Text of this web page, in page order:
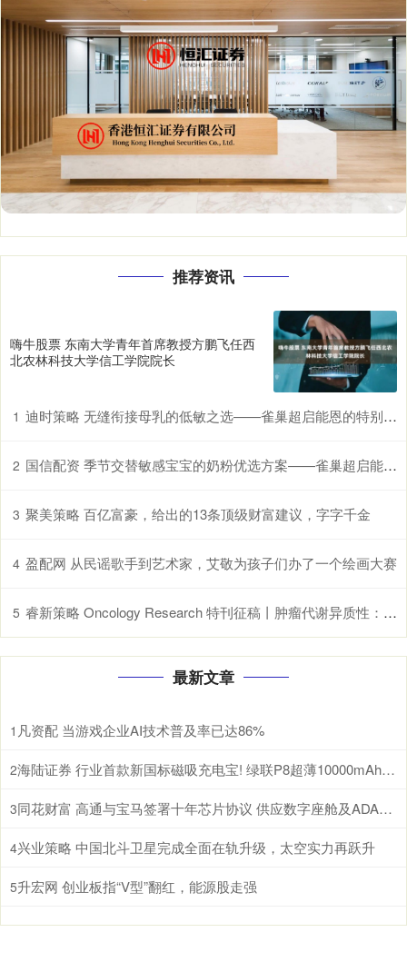
推荐资讯
嗨牛股票 东南大学青年首席教授方鹏飞任西
北农林科技大学信工学院院长
1 迪时策略 无缝衔接母乳的低敏之选——雀巢超启能恩的特别优势
2 国信配资 季节交替敏感宝宝的奶粉优选方案——雀巢超启能恩，守护脆弱肠胃
3 聚美策略 百亿富豪，给出的13条顶级财富建议，字字千金
4 盈配网 从民谣歌手到艺术家，艾敬为孩子们办了一个绘画大赛
5 睿新策略 Oncology Research 特刊征稿丨肿瘤代谢异质性：机制、生物标志物与治疗意义_研究
最新文章
1 凡资配 当游戏企业AI技术普及率已达86%
2 海陆证券 行业首款新国标磁吸充电宝! 绿联P8超薄10000mAh磁吸移动电源开启预约
3 同花财富 高通与宝马签署十年芯片协议 供应数字座舱及ADAS计算芯片
4兴业策略 中国北斗卫星完成全面在轨升级，太空实力再跃升
5升宏网 创业板指“V型”翻红，能源股走强